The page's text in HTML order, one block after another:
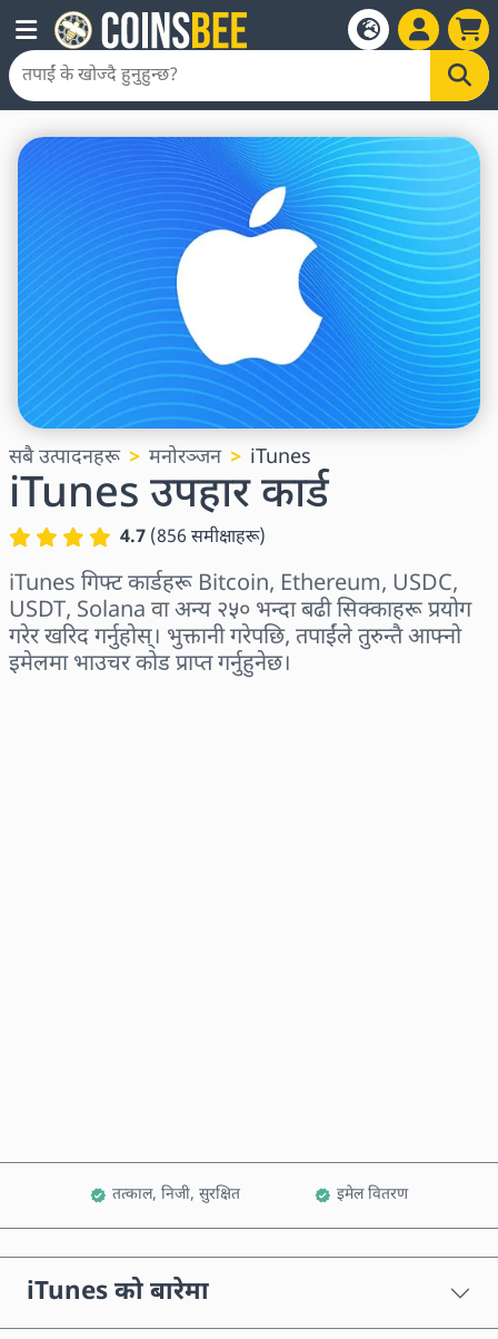
सबै उत्पादनहरू मनोरञ्जन iTunes
iTunes उपहार कार्ड
4.7 (856 समीक्षाहरू)
iTunes गिफ्ट कार्डहरू Bitcoin, Ethereum, USDC,
USDT, Solana वा अन्य २५० भन्दा बढी सिक्काहरू प्रयोग
गरेर खरिद गर्नुहोस्। भुक्तानी गरेपछि, तपाईंले तुरुन्तै आफ्नो
इमेलमा भाउचर कोड प्राप्त गर्नुहुनेछ।
तत्काल, निजी, सुरक्षित इमेल वितरण
iTunes को बारेमा